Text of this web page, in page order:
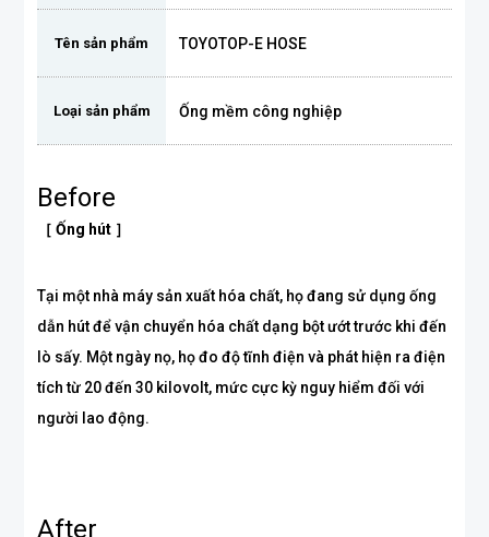
Tên sản phẩm TOYOTOP-E HOSE
Loại sản phẩm Ống mềm công nghiệp
Before
［ Ống hút ］
Tại một nhà máy sản xuất hóa chất, họ đang sử dụng ống
dẫn hút để vận chuyển hóa chất dạng bột ướt trước khi đến
lò sấy. Một ngày nọ, họ đo độ tĩnh điện và phát hiện ra điện
tích từ 20 đến 30 kilovolt, mức cực kỳ nguy hiểm đối với
người lao động.
After